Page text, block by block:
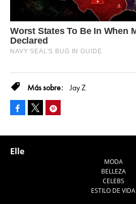
Jay Z
Facebook
Elle
MODA
BELLEZA
CELEBS
ESTILO DE VIDA